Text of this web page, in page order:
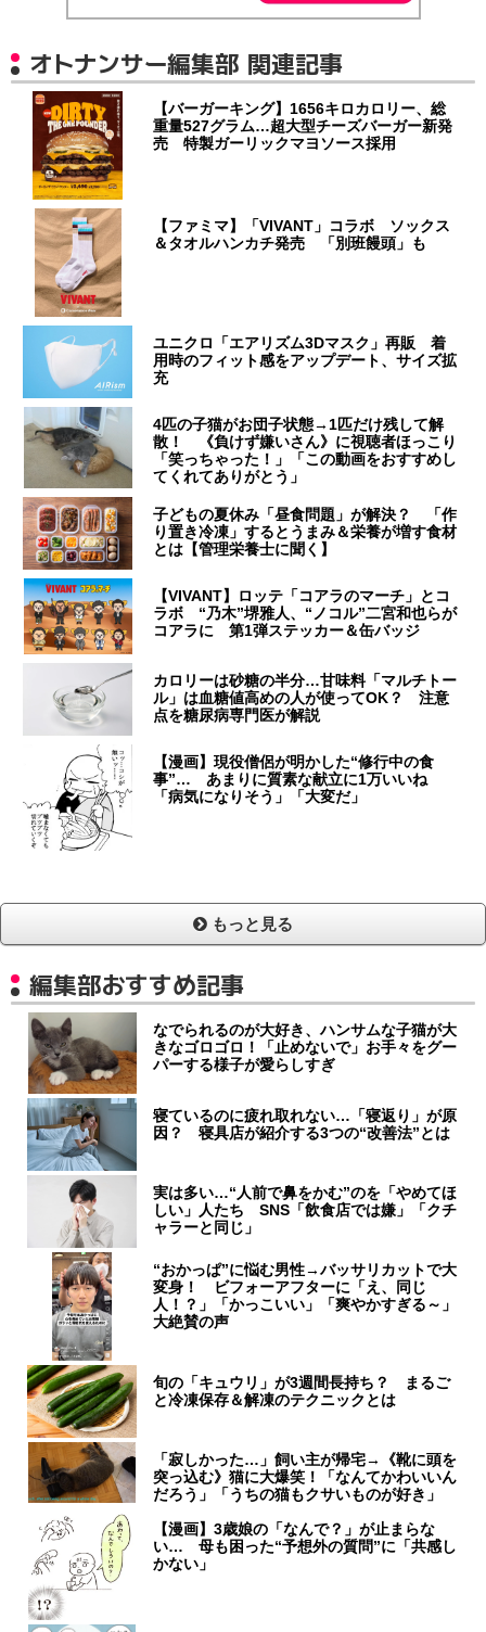
オトナンサー編集部 関連記事
【バーガーキング】1656キロカロリー、総
重量527グラム…超大型チーズバーガー新発
売 特製ガーリックマヨソース採用
【ファミマ】「VIVANT」コラボ ソックス
＆タオルハンカチ発売 「別班饅頭」も
ユニクロ「エアリズム3Dマスク」再販 着
用時のフィット感をアップデート、サイズ拡
充
4匹の子猫がお団子状態→1匹だけ残して解
散！ 《負けず嫌いさん》に視聴者ほっこり
「笑っちゃった！」「この動画をおすすめし
てくれてありがとう」
子どもの夏休み「昼食問題」が解決？ 「作
り置き冷凍」するとうまみ＆栄養が増す食材
とは【管理栄養士に聞く】
【VIVANT】ロッテ「コアラのマーチ」とコ
ラボ “乃木”堺雅人、“ノコル”二宮和也らが
コアラに 第1弾ステッカー＆缶バッジ
カロリーは砂糖の半分…甘味料「マルチトー
ル」は血糖値高めの人が使ってOK？ 注意
点を糖尿病専門医が解説
【漫画】現役僧侶が明かした“修行中の食
事”… あまりに質素な献立に1万いいね
「病気になりそう」「大変だ」
もっと見る
編集部おすすめ記事
なでられるのが大好き、ハンサムな子猫が大
きなゴロゴロ！「止めないで」お手々をグー
パーする様子が愛らしすぎ
寝ているのに疲れ取れない…「寝返り」が原
因？ 寝具店が紹介する3つの“改善法”とは
実は多い…“人前で鼻をかむ”のを「やめてほ
しい」人たち SNS「飲食店では嫌」「クチ
ャラーと同じ」
“おかっぱ”に悩む男性→バッサリカットで大
変身！ ビフォーアフターに「え、同じ
人！？」「かっこいい」「爽やかすぎる～」
大絶賛の声
旬の「キュウリ」が3週間長持ち？ まるご
と冷凍保存＆解凍のテクニックとは
「寂しかった…」飼い主が帰宅→《靴に頭を
突っ込む》猫に大爆笑！「なんてかわいいん
だろう」「うちの猫もクサいものが好き」
【漫画】3歳娘の「なんで？」が止まらな
い… 母も困った“予想外の質問”に「共感し
かない」